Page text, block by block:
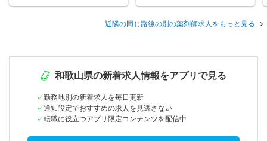
近隣の同じ路線の別の薬剤師求人をもっと見る
和歌山県の新着求人情報をアプリで見る
勤務地別の新着求人を毎日更新
通知設定でおすすめの求人を見逃さない
転職に役立つアプリ限定コンテンツを配信中